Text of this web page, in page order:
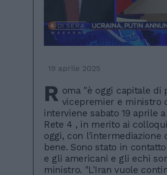
19 aprile 2025
R oma "è oggi capitale di
vicepremier e ministro
interviene sabato 19 aprile
Rete 4 , in merito ai
oggi, con l'intermediazione
bene. Sono stato in
e gli americani e gli echi
ministro. "L'Iran vuole